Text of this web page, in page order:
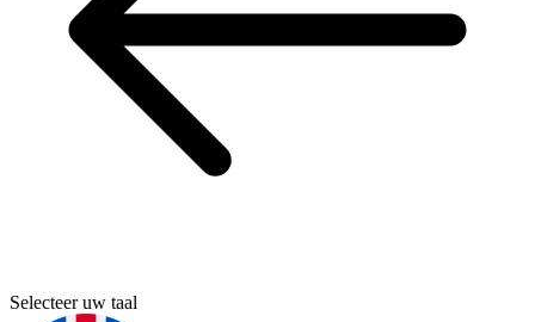
Selecteer uw taal